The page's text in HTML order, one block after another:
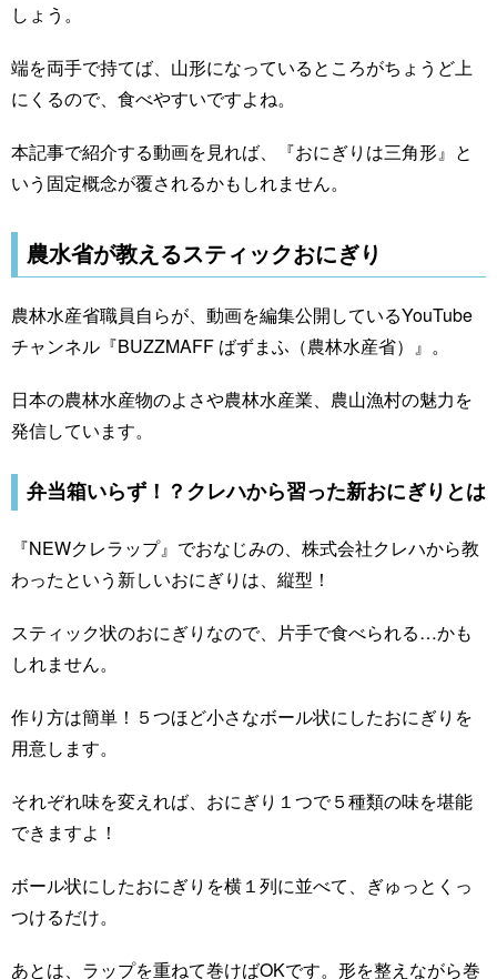
しょう。
端を両手で持てば、山形になっているところがちょうど上
にくるので、食べやすいですよね。
本記事で紹介する動画を見れば、『おにぎりは三角形』と
いう固定概念が覆されるかもしれません。
農水省が教えるスティックおにぎり
農林水産省職員自らが、動画を編集公開しているYouTube
チャンネル『BUZZMAFF ばずまふ（農林水産省）』。
日本の農林水産物のよさや農林水産業、農山漁村の魅力を
発信しています。
弁当箱いらず！？クレハから習った新おにぎりとは
『NEWクレラップ』でおなじみの、株式会社クレハから教
わったという新しいおにぎりは、縦型！
スティック状のおにぎりなので、片手で食べられる…かも
しれません。
作り方は簡単！５つほど小さなボール状にしたおにぎりを
用意します。
それぞれ味を変えれば、おにぎり１つで５種類の味を堪能
できますよ！
ボール状にしたおにぎりを横１列に並べて、ぎゅっとくっ
つけるだけ。
あとは、ラップを重ねて巻けばOKです。形を整えながら巻